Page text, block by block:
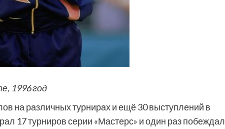
1996 год
на различных турнирах и ещё 30 выступлений в
17 турниров серии «Мастерс» и один раз побеждал